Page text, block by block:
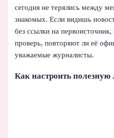
сегодня не терялись между
знакомых. Если видишь
без ссылки на
проверь, повторяют ли её
уважаемые журналисты.
Как настроить полезную